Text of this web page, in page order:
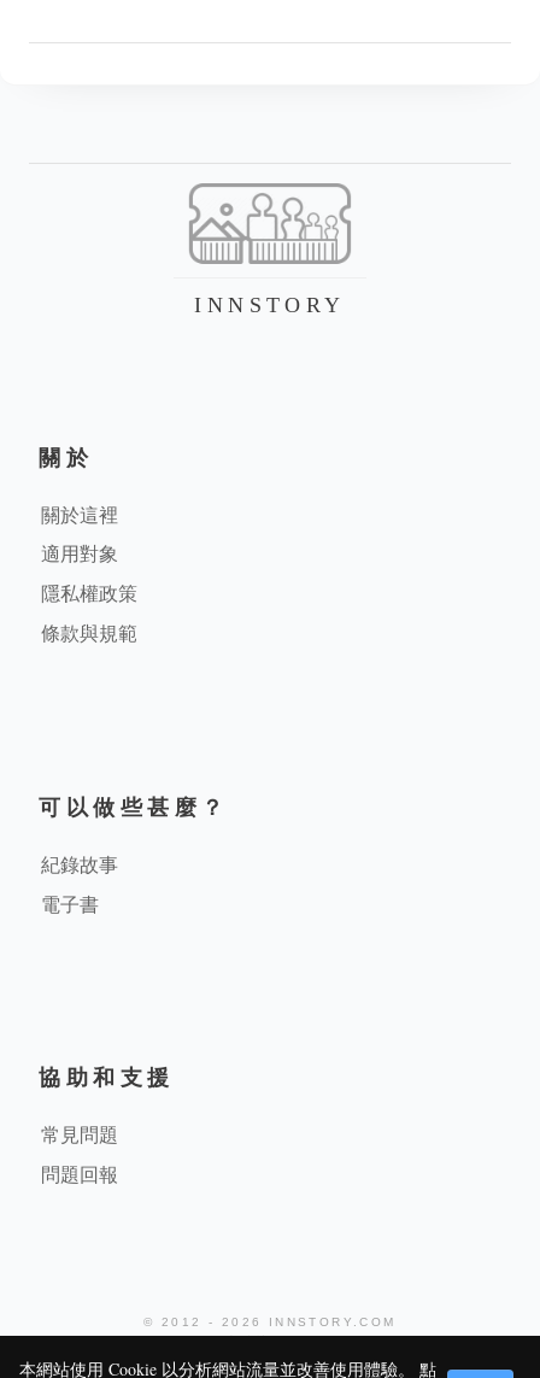
INNSTORY
關於
關於這裡
適用對象
隱私權政策
條款與規範
可以做些甚麼？
紀錄故事
電子書
協助和支援
常見問題
問題回報
© 2012 - 2026 INNSTORY.COM
本網站使用 Cookie 以分析網站流量並改善使用體驗。 點